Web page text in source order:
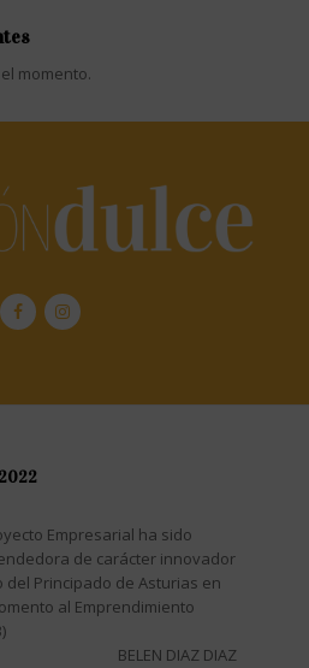
momento.
Empresarial ha sido
de carácter innovador
Principado de Asturias en
al Emprendimiento
BELEN DIAZ DIAZ